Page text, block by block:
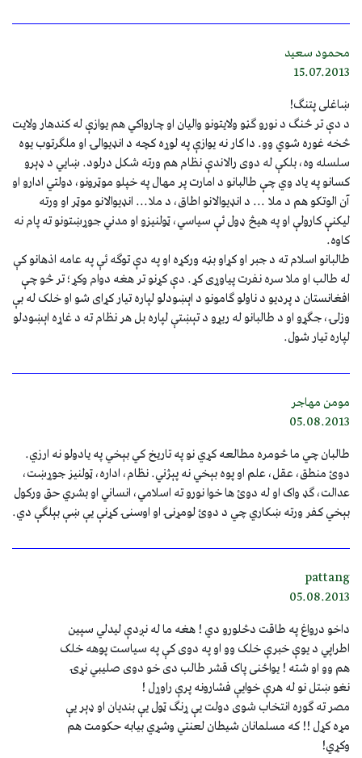
محمود سعيد
15.07.2013
ښاغلی پتنګ!
د دې تر څنګ د نورو ګڼو ولايتونو واليان او چارواکي هم يوازې له کندهار ولايت
څخه غوره شوي وو. دا کار نه يوازې په لوړه کچه د انډيوالۍ او ملګرتوب يوه
سلسله وه، بلکې له دوی رالاندې نظام هم ورته شکل درلود. ښايي د ډېرو
کسانو په ياد وي چې طالبانو د امارت پر مهال په خپلو موټرونو، دولتي ادارو او
آن الوتکو هم د ملا ... د انډيوالانو اطاق، د ملا... انډيوالانو موټر او ورته
ليکنې کارولې او په هيڅ ډول ئې سياسي، ټولنيزو او مدني جوړښتونو ته پام نه
کاوه.
طالبانو اسلام ته د جبر او کړاو بڼه ورکړه او په دې توګه ئې په عامه اذهانو کې
له طالب او ملا سره نفرت پیاوړی کړ. دې کړنو تر هغه دوام وکړ؛ تر څو چې
افغانستان د پرديو د ناولو ګامونو د اېښودلو لپاره تيار کړای شو او خلک له بې
وزلۍ، جګړو او د طالبانو له ربړو د تېښتې لپاره بل هر نظام ته د غاړه اېښودلو
لپاره تيار شول.
مومن مهاجر
05.08.2013
طالبان چي ما څومره مطالعه کړي نو په تاریخ کي بېخي په یادولو نه ارزي.
دوئ منطق، عقل، علم او پوه بېخي نه پېژني. نظام، اداره، ټولنیز جوړښت،
عدالت، ګډ واک او له دوئ ها خوا نورو ته اسلامي، انساني او بشري حق ورکول
بېخي کفر ورته ښکاري چي د دوئ لومړنۍ او اوسنۍ کړنې یې ښې بېلګې دي.
pattang
05.08.2013
داخو درواغ په طاقت دڅلورو دي ! هغه ما له نږدې ليدلي سپين
اطراپي د يوې خبرې خلک وو او په دوی کې په سياست پوهه خلک
هم وو او شته ! يواځنی پاک قشر طالب دی خو دوی صليبي نړۍ
نغو ښتل نو له هرې خوايې فشارونه پرې راوړل !
مصر ته ګوره انتخاب شوی دولت يې ړنګ ټول يې بنديان او ډېر يې
مړه کړل !! که مسلمانان شيطان لعنتي وشړي بيابه حکومت هم
وکړي!